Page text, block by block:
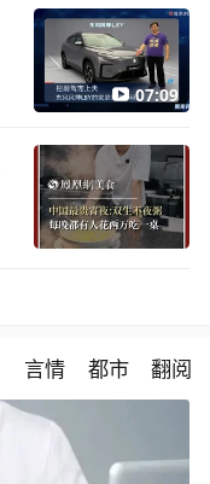
07:09
言情 都市 翻阅